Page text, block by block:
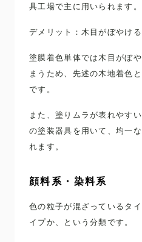
具工場で主に用いられます。
デメリット：木目がぼやける
塗膜着色単体では木目がぼ
まうため、先述の木地着色
です。
また、塗りムラが表れやす
の塗装器具を用いて、均一
れます。
顔料系・染料系
色の粒子が混ざっているタ
イプか、という分類です。